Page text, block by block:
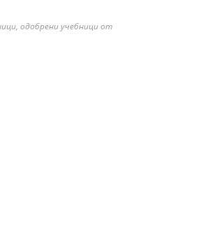
одобрени учебници от